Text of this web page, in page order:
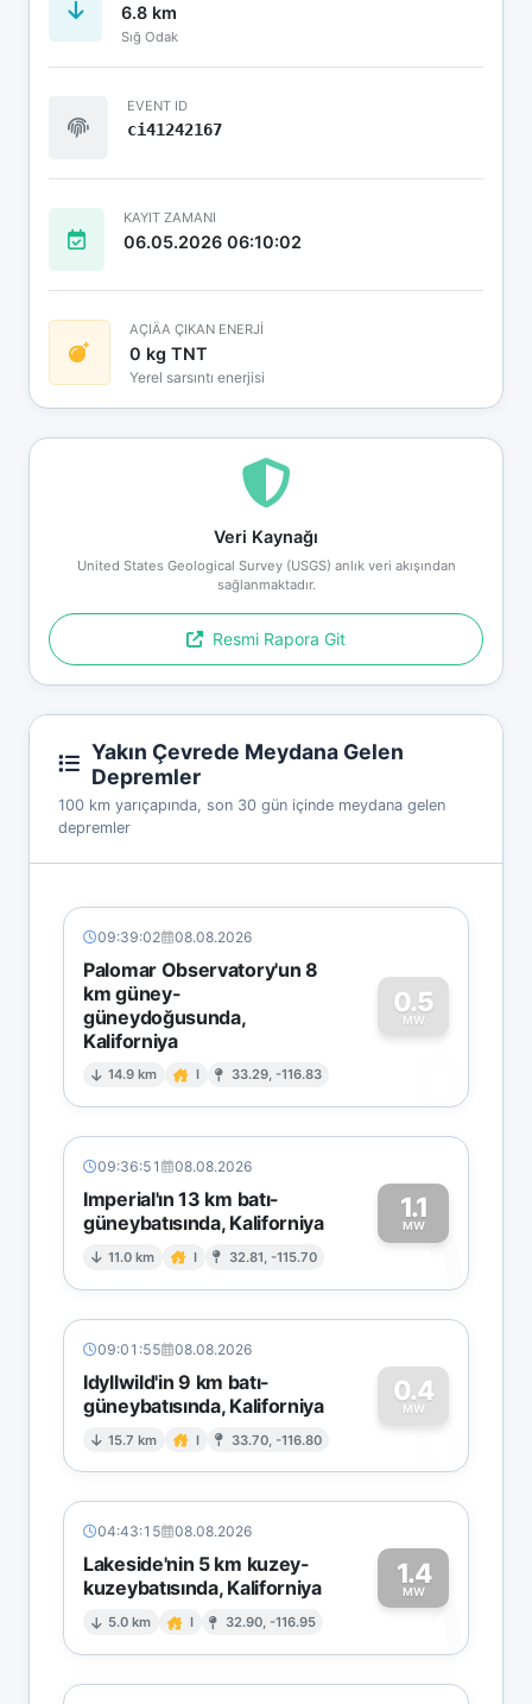
6.8 km
Sığ Odak
EVENT ID
ci41242167
KAYIT ZAMANI
06.05.2026 06:10:02
AÇIÄA ÇIKAN ENERJİ
0 kg TNT
Yerel sarsıntı enerjisi
Veri Kaynağı
United States Geological Survey (USGS) anlık veri akışından
sağlanmaktadır.
Resmi Rapora Git
Yakın Çevrede Meydana Gelen
Depremler
100 km yarıçapında, son 30 gün içinde meydana gelen
depremler
09:39:02 08.08.2026
Palomar Observatory'un 8
km güney-
güneydoğusunda,
Kaliforniya
14.9 km I 33.29, -116.83
0.5
MW
0
09:36:51 08.08.2026
Imperial'ın 13 km batı-
güneybatısında, Kaliforniya
11.0 km I 32.81, -115.70
1.1
MW1
09:01:55 08.08.2026
Idyllwild'in 9 km batı-
güneybatısında, Kaliforniya
15.7 km I 33.70, -116.80
0.4
MW
0
04:43:15 08.08.2026
Lakeside'nin 5 km kuzey-
kuzeybatısında, Kaliforniya
5.0 km I 32.90, -116.95
1.4
MW1